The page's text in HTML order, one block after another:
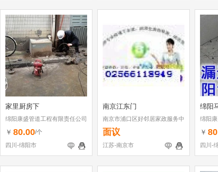
家里厨房下
绵阳康盛管道工程有限责任公司
￥ 80.00/个
四川-绵阳市
南京江东门
南京市浦口区好邻居家政服务中
心
面议
江苏-南京市
绵阳
绵阳
￥
四川-